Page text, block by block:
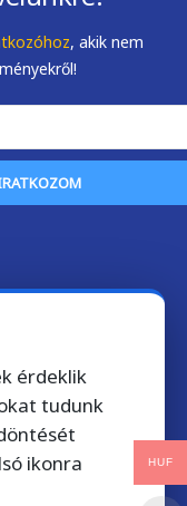
, akik nem
9-17 óra
HUF
érdeklik
tudunk
ikonra